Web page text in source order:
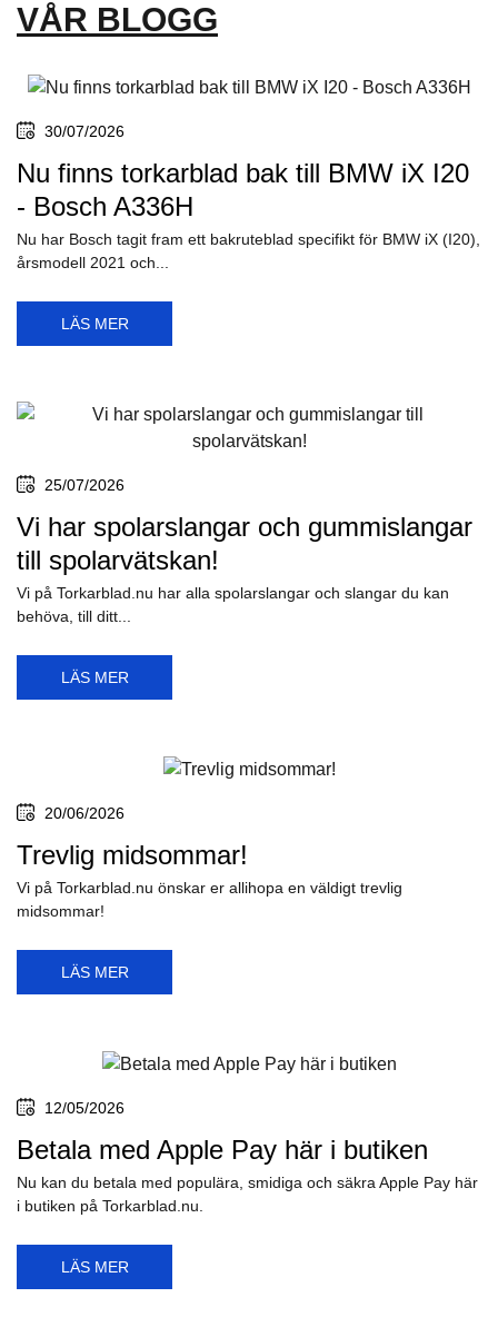
VÅR BLOGG
Nu finns torkarblad bak till BMW iX I20
Nu har Bosch tagit fram ett bakruteblad specifikt för BMW iX (I20),
årsmodell 2021 och...
LÄS MER
Vi har spolarslangar och gummislangar
till spolarvätskan!
Vi på Torkarblad.nu har alla spolarslangar och slangar du kan
behöva, till ditt...
LÄS MER
20/06/2026
Trevlig midsommar!
Vi på Torkarblad.nu önskar er allihopa en väldigt trevlig
midsommar!
LÄS MER